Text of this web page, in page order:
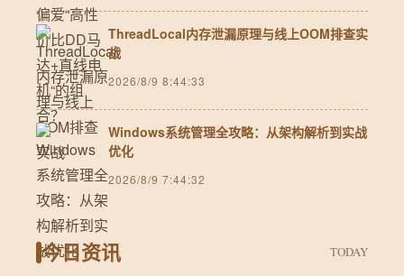
ThreadLocal内存泄漏原理与线上OOM排查实
战
2026/8/9 8:44:33
Windows系统管理全攻略：从架构解析到实战
优化
2026/8/9 7:44:32
今日资讯 TODAY